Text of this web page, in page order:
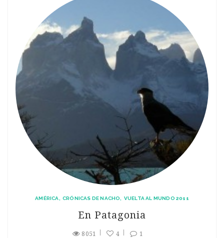
AMÉRICA CRÓNICAS DE NACHO VUELTA AL MUNDO 2011
En Patagonia
8051 4 1